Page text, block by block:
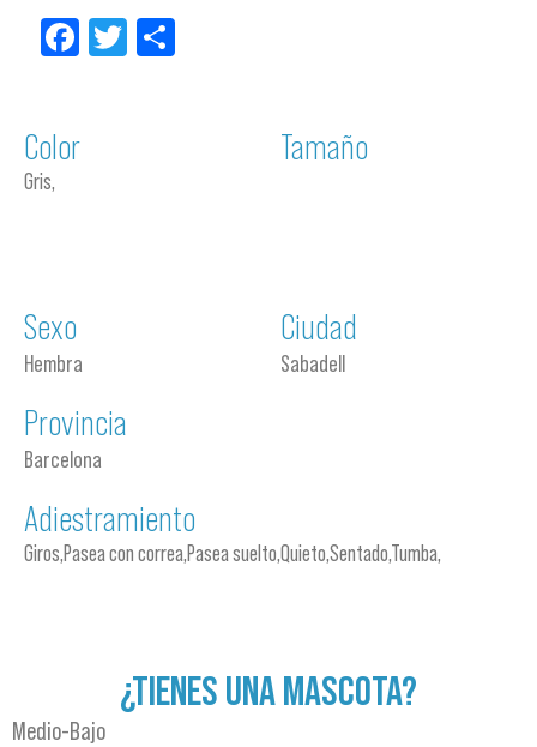
Facebook
Twitter
Color
Gris,
Tamaño
Sexo
Hembra
Ciudad
Sabadell
Provincia
Barcelona
Adiestramiento
Giros,Pasea con correa,Pasea suelto,Quieto,Sentado,Tumba,
¿TIENES UNA MASCOTA?
Medio-Bajo